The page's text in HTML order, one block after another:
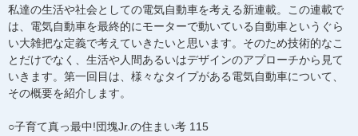
私達の生活や社会としての電気自動車を考える新連載。この連載で
は、電気自動車を最終的にモーターで動いている自動車というぐら
い大雑把な定義で考えていきたいと思います。そのため技術的なこ
とだけでなく、生活や人間あるいはデザインのアプローチから見て
いきます。第一回目は、様々なタイプがある電気自動車について、
その概要を紹介します。
○子育て真っ最中!団塊Jr.の住まい考 115